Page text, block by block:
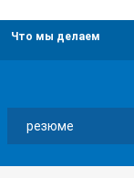
Что мы делаем